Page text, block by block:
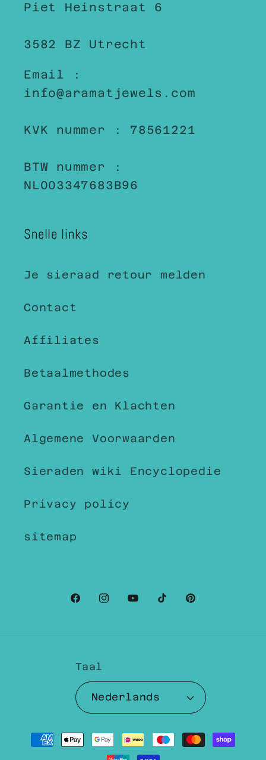
Piet Heinstraat 6
3582 BZ Utrecht
Email :
info@aramatjewels.com
KVK nummer : 78561221
BTW nummer :
NL003347683B96
Snelle links
Je sieraad retour melden
Contact
Affiliates
Betaalmethodes
Garantie en Klachten
Algemene Voorwaarden
Sieraden wiki Encyclopedie
Privacy policy
sitemap
Facebook
Instagram
YouTubeTikTokPinterest
Taal
Nederlands
Betaalmethoden